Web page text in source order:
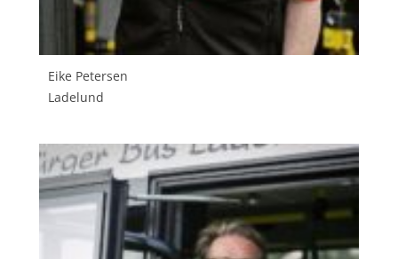
Eike Petersen
Ladelund